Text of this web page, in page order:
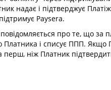
надає і підтверджує
Paysera.
про те, що за
Платника і списує ППП.
перш, ніж Платник